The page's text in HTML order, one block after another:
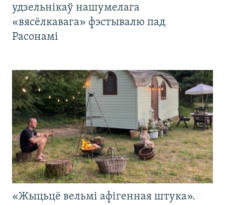
удзельнікаў нашумелага
«вясёлкавага» фэстывалю пад
Расонамі
«Жыцьцё вельмі афігенная штука».